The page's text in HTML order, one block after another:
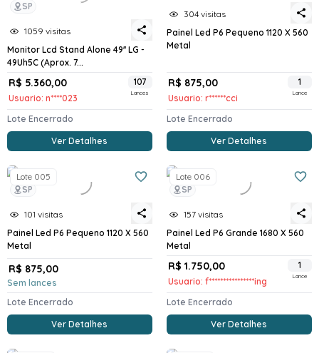
SP
1059 visitas
Monitor Lcd Stand Alone 49'' LG -
49Uh5C (Aprox. 7...
R$ 5.360,00
Usuario: n****023
107
Lances
Lote Encerrado
Ver Detalhes
304 visitas
Painel Led P6 Pequeno 1120 X 560
Metal
R$ 875,00
Usuario: r******cci
1
Lance
Lote Encerrado
Ver Detalhes
SP
Lote 005
101 visitas
Painel Led P6 Pequeno 1120 X 560
Metal
R$ 875,00
Sem lances
Lote Encerrado
Ver Detalhes
SP
Lote 006
157 visitas
Painel Led P6 Grande 1680 X 560
Metal
R$ 1.750,00
Usuario: f****************ing
1
Lance
Lote Encerrado
Ver Detalhes